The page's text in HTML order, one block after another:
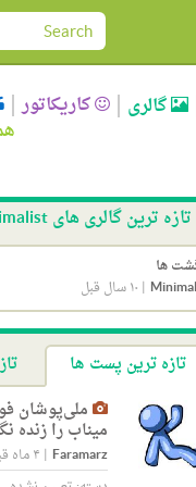
گالری کاریکاتور
تازه ترین گالری های Minimalist
ها
| ۱۰ سال قبل
تازه ترین پست ها
ملی‌پوشان
میناب را زنده
Faramarz
| ۴ ماه قبل